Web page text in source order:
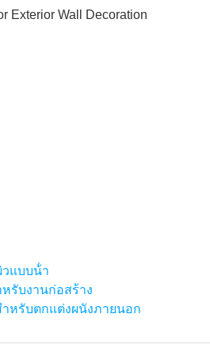
วแบบน้ํา
รับงานก่อสร้าง
หรับตกแต่งผนังภายนอก